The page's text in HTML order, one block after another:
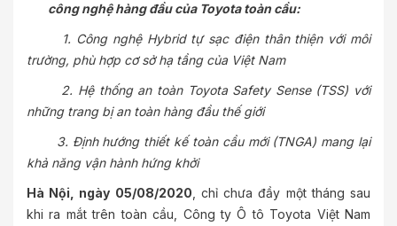
công nghệ hàng đầu của Toyota toàn cầu:
1. Công nghệ Hybrid tự sạc điện thân thiện với môi
trường, phù hợp cơ sở hạ tầng của Việt Nam
2. Hệ thống an toàn Toyota Safety Sense (TSS) với
những trang bị an toàn hàng đầu thế giới
3. Định hướng thiết kế toàn cầu mới (TNGA) mang lại
khả năng vận hành hứng khởi
Hà Nội, ngày 05/08/2020 , chỉ chưa đầy một tháng sau
khi ra mắt trên toàn cầu, Công ty Ô tô Toyota Việt Nam